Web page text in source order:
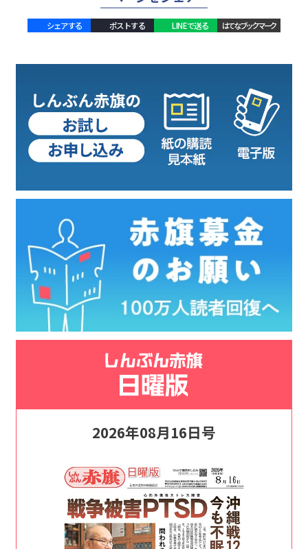
シェアする ポストする LINEで送る はてなブックマーク
2026年08月16日号